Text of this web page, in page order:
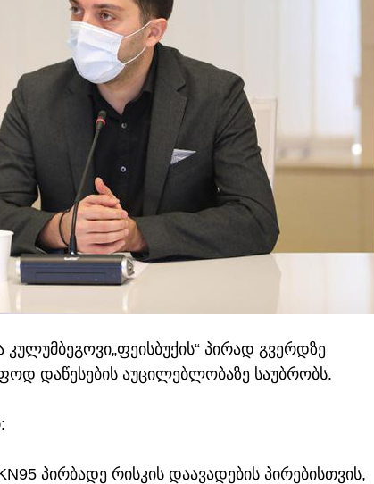
პირად გვერდზე
დაწესების აუცილებლობაზე საუბრობს.
პირბადე რისკის დაავადების პირებისთვის,